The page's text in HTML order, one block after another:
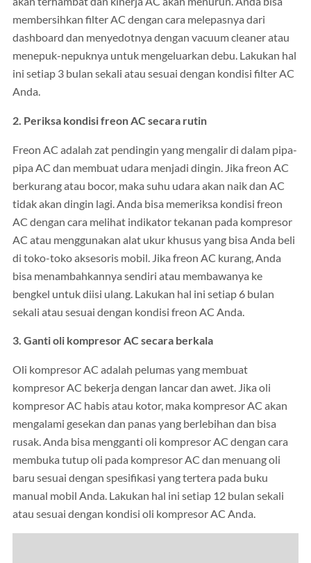
membersihkan filter AC dengan cara melepasnya dari
dashboard dan menyedotnya dengan vacuum cleaner atau
menepuk-nepuknya untuk mengeluarkan debu. Lakukan hal
ini setiap 3 bulan sekali atau sesuai dengan kondisi filter AC
Anda.
2. Periksa kondisi freon AC secara rutin
Freon AC adalah zat pendingin yang mengalir di dalam pipa-
pipa AC dan membuat udara menjadi dingin. Jika freon AC
berkurang atau bocor, maka suhu udara akan naik dan AC
tidak akan dingin lagi. Anda bisa memeriksa kondisi freon
AC dengan cara melihat indikator tekanan pada kompresor
AC atau menggunakan alat ukur khusus yang bisa Anda beli
di toko-toko aksesoris mobil. Jika freon AC kurang, Anda
bisa menambahkannya sendiri atau membawanya ke
bengkel untuk diisi ulang. Lakukan hal ini setiap 6 bulan
sekali atau sesuai dengan kondisi freon AC Anda.
3. Ganti oli kompresor AC secara berkala
Oli kompresor AC adalah pelumas yang membuat
kompresor AC bekerja dengan lancar dan awet. Jika oli
kompresor AC habis atau kotor, maka kompresor AC akan
mengalami gesekan dan panas yang berlebihan dan bisa
rusak. Anda bisa mengganti oli kompresor AC dengan cara
membuka tutup oli pada kompresor AC dan menuang oli
baru sesuai dengan spesifikasi yang tertera pada buku
manual mobil Anda. Lakukan hal ini setiap 12 bulan sekali
atau sesuai dengan kondisi oli kompresor AC Anda.